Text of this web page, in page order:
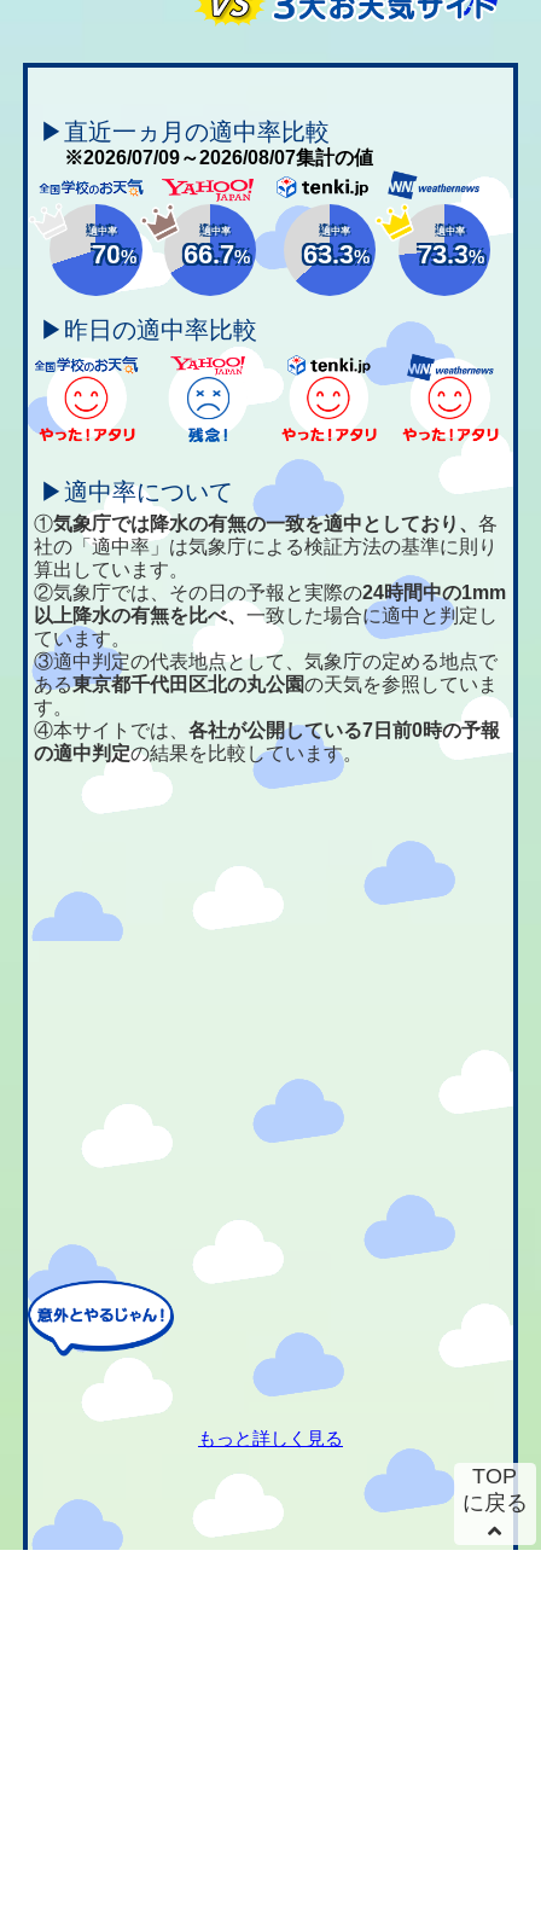
▶直近一ヵ月の適中率比較
※2026/07/09～2026/08/07集計の値
適中率
70%
適中率
66.7%
適中率
63.3%
適中率
73.3%
▶昨日の適中率比較
▶適中率について
①気象庁では降水の有無の一致を適中としており、各
社の「適中率」は気象庁による検証方法の基準に則り
算出しています。
②気象庁では、その日の予報と実際の24時間中の1mm
以上降水の有無を比べ、一致した場合に適中と判定し
ています。
③適中判定の代表地点として、気象庁の定める地点で
ある東京都千代田区北の丸公園の天気を参照していま
す。
④本サイトでは、各社が公開している7日前0時の予報
の適中判定の結果を比較しています。
もっと詳しく見る
TOP
に戻る